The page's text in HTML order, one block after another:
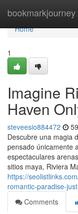
bookmarkjourney
Home
Home
1
Imagine
Haven
steveesio884472
Descubre una magia
pensado únicamente
espectaculares
sitios maya, Riviera
https://
romantic-paradise-
Comments